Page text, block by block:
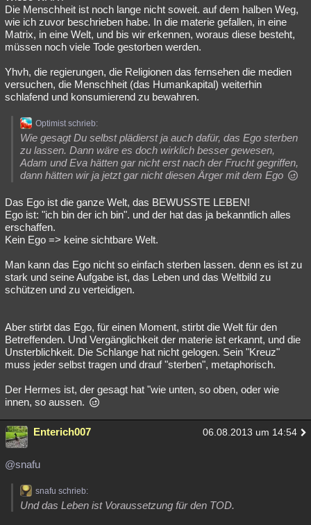
Die Menschheit ist noch lange nicht soweit. auf dem halben Weg,
wie ich zuvor beschrieben habe. In die materie gefallen, in eine
Matrix, in eine Welt, und bis wir erkennen, woraus diese besteht,
müssen noch viele Tode gestorben werden.
Yhvh, die regierungen, die Religionen das fernsehen die medien
versuchen, die Menschheit (das Humankapital) weiterhin
schlafend und konsumierend zu bewahren.
Optimist schrieb:
Wie gesagt Du selbst plädierst ja auch dafür, das Ego sterben
zu lassen. Dann wäre es doch wirklich besser gewesen,
Adam und Eva hätten gar nicht erst nach der Frucht gegriffen,
dann hätten wir ja jetzt gar nicht diesen Ärger mit dem Ego
Das Ego ist die ganze Welt, das BEWUSSTE LEBEN!
Ego ist: "ich bin der ich bin". und der hat das ja bekanntlich alles
erschaffen.
Kein Ego => keine sichtbare Welt.
Man kann das Ego nicht so einfach sterben lassen. denn es ist zu
stark und seine Aufgabe ist, das Leben und das Weltbild zu
schützen und zu verteidigen.
Aber stirbt das Ego, für einen Moment, stirbt die Welt für den
Betreffenden. Und Vergänglichkeit der materie ist erkannt, und die
Unsterblichkeit. Die Schlange hat nicht gelogen. Sein "Kreuz"
muss jeder selbst tragen und drauf "sterben", metaphorisch.
Der Hermes ist, der gesagt hat "wie unten, so oben, oder wie
innen, so aussen.
Enterich007 06.08.2013 um 14:54
@snafu
snafu schrieb:
Und das Leben ist Voraussetzung für den TOD.